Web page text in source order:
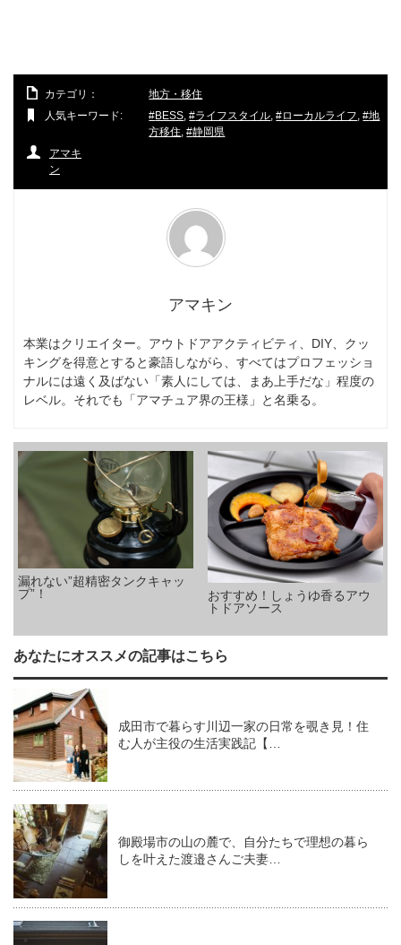
カテゴリ：
地方・移住
人気キーワード:
BESS, ライフスタイル, ローカルライフ, 地
方移住, 静岡県
アマキ
ン
アマキン
本業はクリエイター。アウトドアアクティビティ、DIY、クッ
キングを得意とすると豪語しながら、すべてはプロフェッショ
ナルには遠く及ばない「素人にしては、まあ上手だな」程度の
レベル。それでも「アマチュア界の王様」と名乗る。
漏れない”超精密タンクキャッ
プ”！
おすすめ！しょうゆ香るアウ
トドアソース
あなたにオススメの記事はこちら
成田市で暮らす川辺一家の日常を覗き見！住
む人が主役の生活実践記【…
御殿場市の山の麓で、自分たちで理想の暮ら
しを叶えた渡邉さんご夫妻…